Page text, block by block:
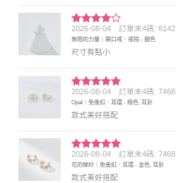
評分4
滿分 5
2026-08-04 訂單末4碼: 8142
無限的力量｜開口戒．戒指 - 銀色
尺寸有點小
評分5滿
分 5
2026-08-04 訂單末4碼: 7468
Opal｜免後扣．耳環 - 綠色, 耳針
款式美好搭配
評分5 滿
分 5
2026-08-04 訂單末4碼: 7468
花的嫁紗｜免後扣．耳環 - 金色, 耳針
款式美好搭配